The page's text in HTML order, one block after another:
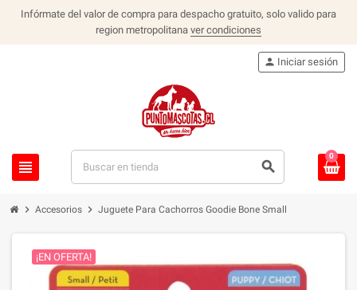
Infórmate del valor de compra para despacho gratuito, solo valido para
region metropolitana ver condiciones
view_headline search
person Iniciar sesión
0
chevron_right Accesorios chevron_right Juguete Para Cachorros Goodie Bone Small
¡EN OFERTA!